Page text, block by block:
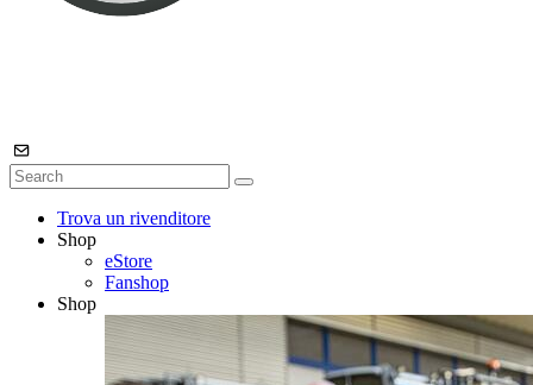
Trova un rivenditore
Shop
eStore
Fanshop
Shop